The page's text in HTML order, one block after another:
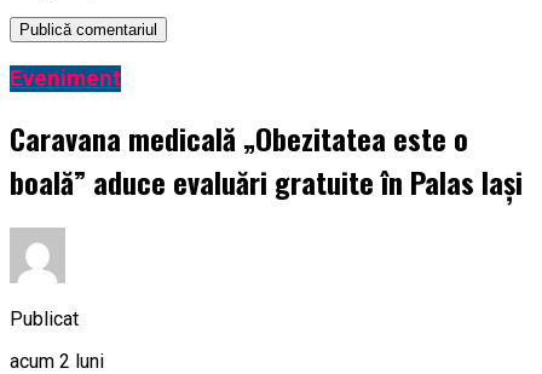
Eveniment
Caravana medicală „Obezitatea este o
boală” aduce evaluări gratuite în Palas Iași
Publicat
acum 2 luni